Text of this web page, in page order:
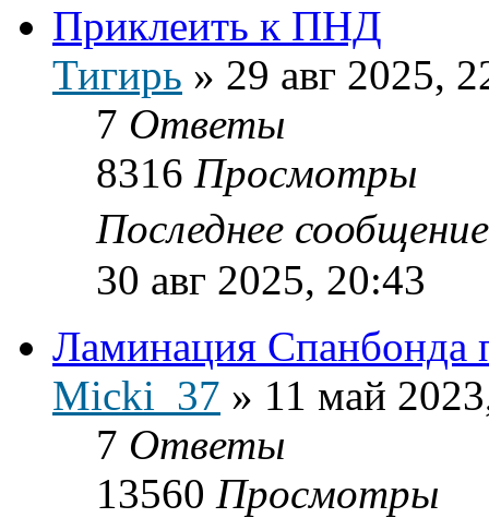
Приклеить к ПНД
Тигирь » 29 авг 2025,
7 Ответы
8316 Просмотры
Последнее
30 авг 2025, 20:43
Ламинация Спанбонда
Micki_37 » 11 май
7 Ответы
13560 Просмотры